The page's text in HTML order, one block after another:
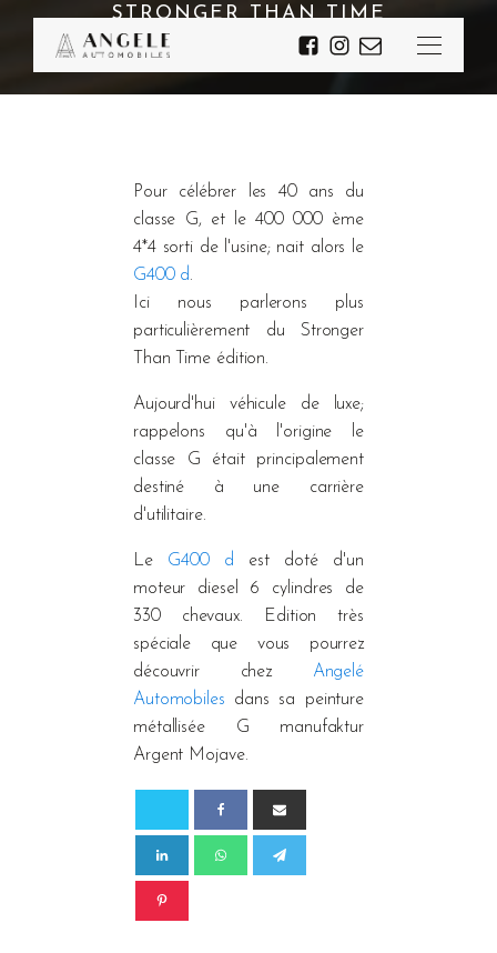
STRONGER THAN TIME
Pour célébrer les 40 ans du
classe G, et le 400 000 ème
4*4 sorti de l'usine; nait alors le
G400 d.
Ici nous parlerons plus
particulièrement du Stronger
Than Time édition.
Aujourd'hui véhicule de luxe;
rappelons qu'à l'origine le
classe G était principalement
destiné à une carrière
d'utilitaire.
Le G400 d est doté d'un
moteur diesel 6 cylindres de
330 chevaux. Edition très
spéciale que vous pourrez
découvrir chez Angelé
Automobiles dans sa peinture
métallisée G manufaktur
Argent Mojave.